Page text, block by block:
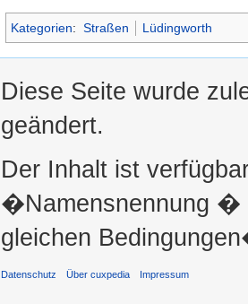
Kategorien: Straßen Lüdingworth
Diese Seite wurde
geändert.
Der Inhalt ist
�Namensnennung �
gleichen
Datenschutz Über cuxpedia Impressum